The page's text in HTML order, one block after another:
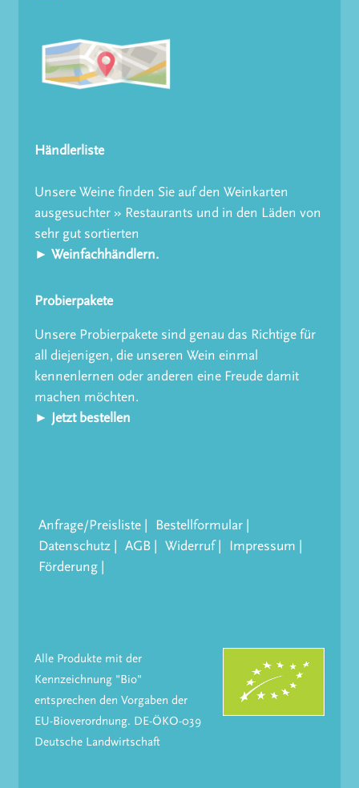
Händlerliste
Unsere Weine finden Sie auf den Weinkarten
ausgesuchter » Restaurants und in den Läden von
sehr gut sortierten
► Weinfachhändlern.
Probierpakete
Unsere Probierpakete sind genau das Richtige für
all diejenigen, die unseren Wein einmal
kennenlernen oder anderen eine Freude damit
machen möchten.
► Jetzt bestellen
Anfrage/Preisliste
Bestellformular
Datenschutz
AGB Widerruf
Impressum
Förderung
Alle Produkte mit der
Kennzeichnung "Bio"
entsprechen den Vorgaben der
EU-Bioverordnung. DE-ÖKO-039
Deutsche Landwirtschaft